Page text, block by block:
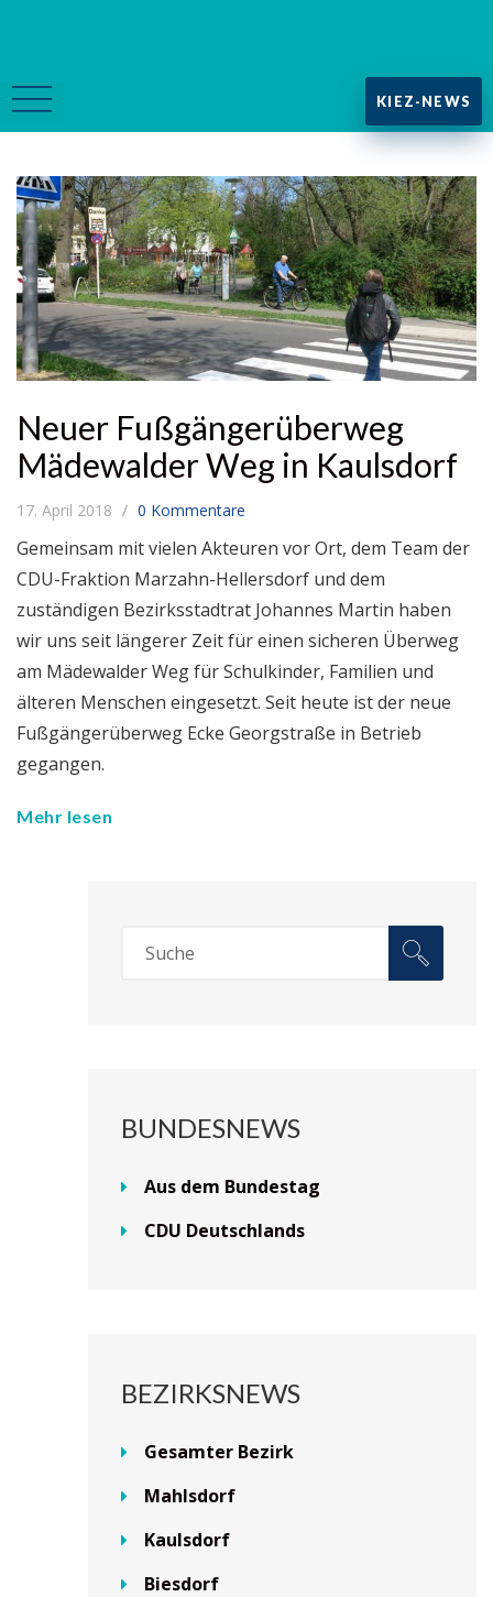
KIEZ-NEWS
Neuer Fußgängerüberweg
Mädewalder Weg in Kaulsdorf
17. April 2018 0 Kommentare
Gemeinsam mit vielen Akteuren vor Ort, dem Team der
CDU-Fraktion Marzahn-Hellersdorf und dem
zuständigen Bezirksstadtrat Johannes Martin haben
wir uns seit längerer Zeit für einen sicheren Überweg
am Mädewalder Weg für Schulkinder, Familien und
älteren Menschen eingesetzt. Seit heute ist der neue
Fußgängerüberweg Ecke Georgstraße in Betrieb
gegangen.
Mehr lesen
BUNDESNEWS
Aus dem Bundestag
CDU Deutschlands
BEZIRKSNEWS
Gesamter Bezirk
Mahlsdorf
Kaulsdorf
Biesdorf